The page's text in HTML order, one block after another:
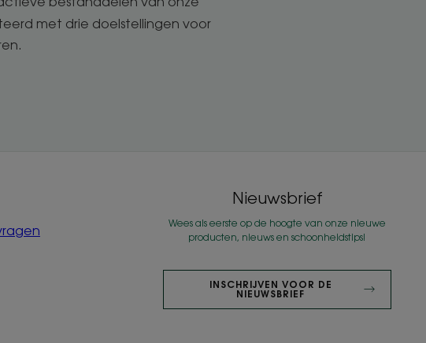
met drie doelstellingen voor
Nieuwsbrief
Wees als eerste op de hoogte van onze nieuwe
producten, nieuws en schoonheidstips!
INSCHRIJVEN VOOR DE
NIEUWSBRIEF